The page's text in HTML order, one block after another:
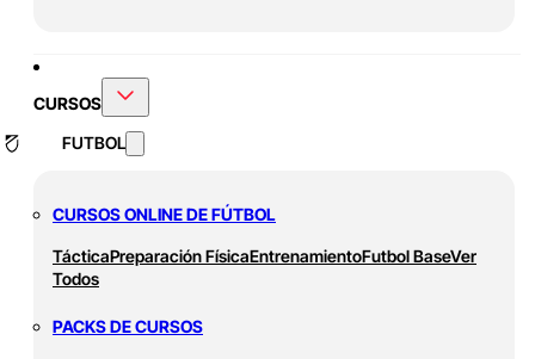
CURSOS
FUTBOL
CURSOS ONLINE DE FÚTBOL
TácticaPreparación FísicaEntrenamientoFutbol BaseVer
Todos
PACKS DE CURSOS